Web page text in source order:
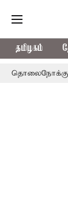
தமிழகம்